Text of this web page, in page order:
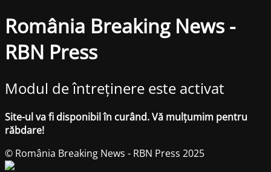
România Breaking News -
RBN Press
Modul de întreținere este activat
Site-ul va fi disponibil în curând. Vă mulțumim pentru
răbdare!
© România Breaking News - RBN Press 2025